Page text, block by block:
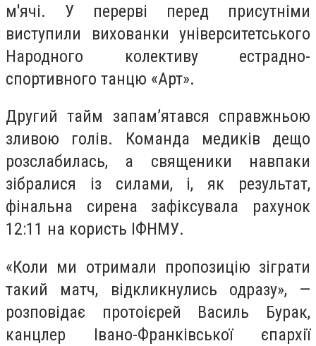
м'ячі. У перерві перед присутніми
виступили вихованки університетського
Народного колективу естрадно-
спортивного танцю «Арт».
Другий тайм запам’ятався справжньою
зливою голів. Команда медиків дещо
розслабилась, а священики навпаки
зібралися із силами, і, як результат,
фінальна сирена зафіксувала рахунок
12:11 на користь ІФНМУ.
«Коли ми отримали пропозицію зіграти
такий матч, відкликнулись одразу», —
розповідає протоієрей Василь Бурак,
канцлер Івано-Франківської єпархії